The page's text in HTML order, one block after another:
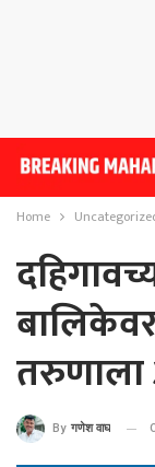
Home
By गणेश वाघ